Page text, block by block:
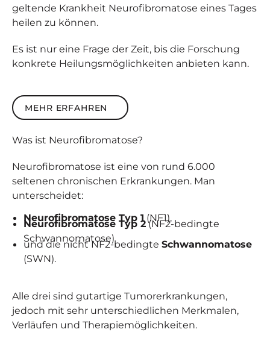
geltende Krankheit Neurofibromatose eines Tages
heilen zu können.
Es ist nur eine Frage der Zeit, bis die Forschung
konkrete Heilungsmöglichkeiten anbieten kann.
Mehr erfahren
MEHR ERFAHREN
Was ist Neuro­fibro­matose?
Neurofibromatose ist eine von rund 6.000
seltenen chronischen Erkrankungen. Man
unterscheidet:
Neurofibromatose Typ 1 (NF1),
Neurofibromatose Typ 2(NF2-bedingte
Schwannomatose)
und die nicht NF2-bedingteSchwannomatose
(SWN).
Alle drei sind gutartige Tumorerkrankungen,
jedoch mit sehr unterschiedlichen Merkmalen,
Verläufen und Therapiemöglichkeiten.